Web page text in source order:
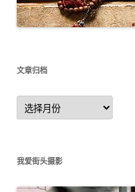
文章归档
文
章
归
我爱街头摄影